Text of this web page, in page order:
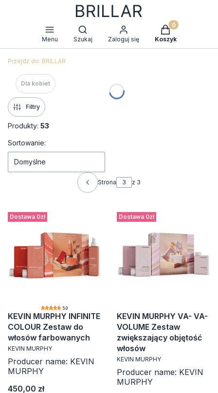
Menu
Otwórz wyszukiwarkę
Szukaj Zaloguj się
Produkty w
Koszyk
Przejdź do: BRILLAR
Dla kobiet
Filtry
Produkty: 53
Lista produktów
Sortowanie:
Domyślne
Poprzednie produkty
Strona z 3
Dostawa 0zł
5.0
KEVIN MURPHY INFINITE
COLOUR Zestaw do
włosów farbowanych
KEVIN MURPHY
Producer name: KEVIN
MURPHY
Cena
450,00 zł
Dostawa 0zł
KEVIN MURPHY VA- VA-
VOLUME Zestaw
zwiększający objętość
włosów
KEVIN MURPHY
Producer name: KEVIN
MURPHY